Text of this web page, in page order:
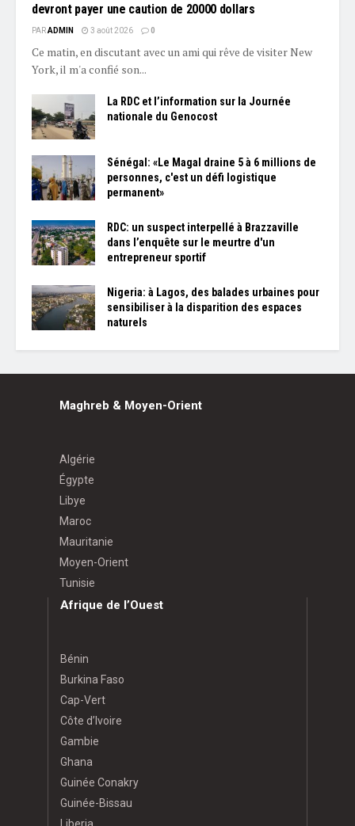
devront payer une caution de 20000 dollars
PARADMIN 3 août 2026 0
Ce matin, en discutant avec un ami qui rêve de visiter New
York, il m'a confié son...
La RDC et l’information sur la Journée
nationale du Genocost
Sénégal: «Le Magal draine 5 à 6 millions de
personnes, c'est un défi logistique
permanent»
RDC: un suspect interpellé à Brazzaville
dans l’enquête sur le meurtre d'un
entrepreneur sportif
Nigeria: à Lagos, des balades urbaines pour
sensibiliser à la disparition des espaces
naturels
Maghreb & Moyen-Orient
Algérie
Égypte
Libye
Maroc
Mauritanie
Moyen-Orient
Tunisie
Afrique de l’Ouest
Bénin
Burkina Faso
Cap-Vert
Côte d’Ivoire
Gambie
Ghana
Guinée Conakry
Guinée-Bissau